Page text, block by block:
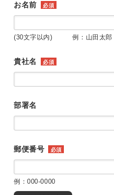
お名前 必須
(30文字以内) 例：山田太郎
貴社名 必須
部署名
郵便番号 必須
例：000-0000